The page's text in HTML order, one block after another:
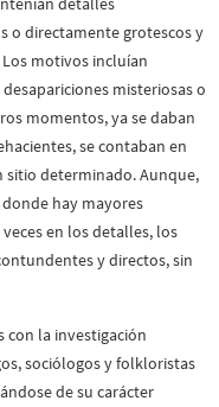
o directamente grotescos y
motivos incluían
misteriosas o
momentos, ya se daban
se contaban en
sitio determinado. Aunque,
hay mayores
en los detalles, los
y directos, sin
con la investigación
sociólogos y folkloristas
de su carácter